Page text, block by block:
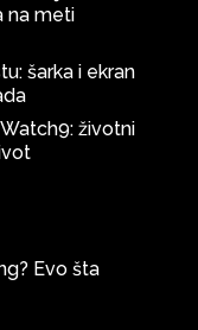
na meti
šarka i ekran
životni
Evo šta